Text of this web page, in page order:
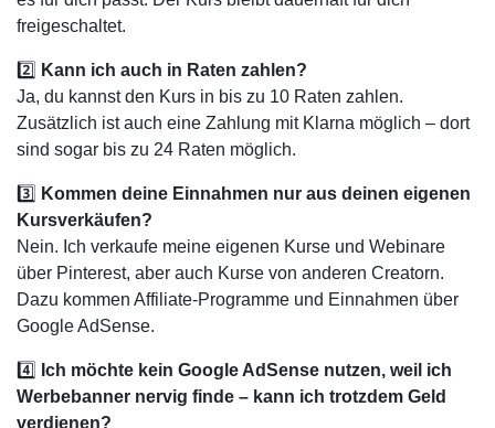
freigeschaltet.
2️⃣ Kann ich auch in Raten zahlen?
Ja, du kannst den Kurs in bis zu 10 Raten zahlen.
Zusätzlich ist auch eine Zahlung mit Klarna möglich – dort
sind sogar bis zu 24 Raten möglich.
3️⃣ Kommen deine Einnahmen nur aus deinen eigenen
Kursverkäufen?
Nein. Ich verkaufe meine eigenen Kurse und Webinare
über Pinterest, aber auch Kurse von anderen Creatorn.
Dazu kommen Affiliate-Programme und Einnahmen über
Google AdSense.
4️⃣
Ich möchte kein Google AdSense nutzen, weil ich
Werbebanner nervig finde – kann ich trotzdem Geld
verdienen?